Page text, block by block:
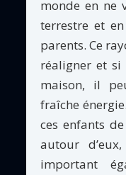
monde en ne
terrestre et
parents. Ce
réaligner et
maison, il
fraîche
ces enfants
autour
important